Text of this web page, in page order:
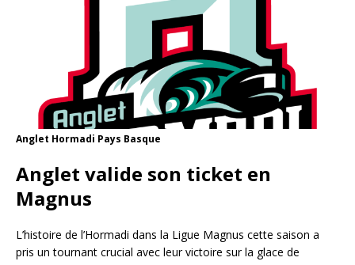
Anglet Hormadi Pays Basque
Anglet valide son ticket en
Magnus
L’histoire de l’Hormadi dans la Ligue Magnus cette saison a
pris un tournant crucial avec leur victoire sur la glace de